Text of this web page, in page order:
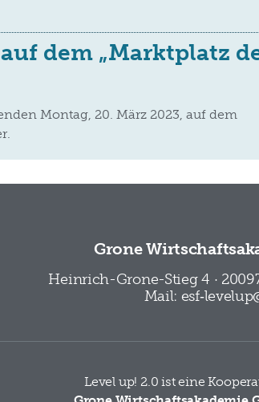
dem „Marktplatz
Montag, 20. März 2023, auf dem
Grone
Heinrich-Grone-Stieg 4 ·
Mail:
Level up! 2.0 ist eine